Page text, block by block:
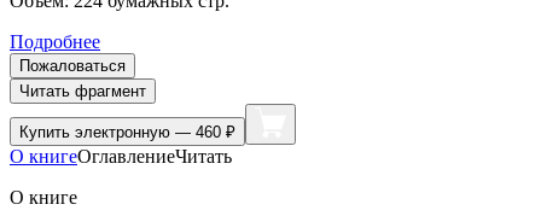
Подробнее
Пожаловаться
Читать фрагмент
Купить электронную — 460 ₽
О книгеОглавлениеЧитать
О книге